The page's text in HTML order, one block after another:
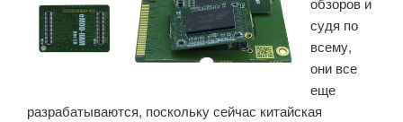
судя по
всему,
они все
еще
разрабатываются, поскольку сейчас китайская